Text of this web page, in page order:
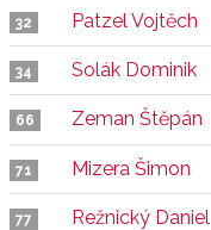
32 Patzel Vojtěch
34 Solák Dominik
66 Zeman Štěpán
71 Mizera Šimon
77 Režnický Daniel